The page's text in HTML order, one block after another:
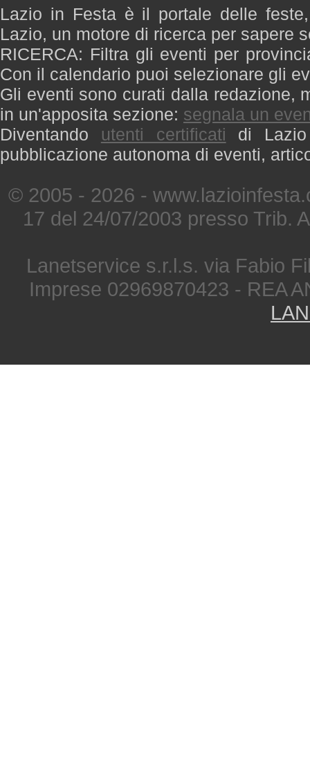
Lazio in Festa è il portale delle
Lazio, un motore di ricerca per sapere
RICERCA: Filtra gli eventi per
Con il calendario puoi selezionare gli
Gli eventi sono curati dalla redazione,
in un'apposita sezione: segnala un
Diventando utenti certificati di
pubblicazione autonoma di eventi,
© 2005 - 2026 -
17 del 24/07/2003 presso Trib.
Lanetservice s.r.l.s. via Fabio
Imprese 02969870423 - REA